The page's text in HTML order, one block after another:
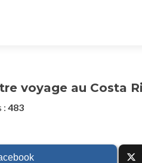
voyage au Costa
: 483